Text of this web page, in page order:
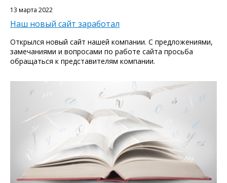
13 марта 2022
Наш новый сайт заработал
Открылся новый сайт нашей компании. С предложениями,
замечаниями и вопросами по работе сайта просьба
обращаться к представителям компании.